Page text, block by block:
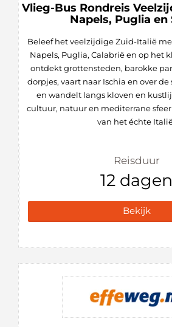
Vlieg-Bus Rondreis
Napels, Puglia en
Beleef het veelzijdige Zuid-Italië
Napels, Puglia, Calabrië en op het
ontdekt grottensteden, barokke
dorpjes, vaart naar Ischia en over de
en wandelt langs kloven en
cultuur, natuur en mediterrane
van het échte
Reisduur
12 dagen
Bekijk